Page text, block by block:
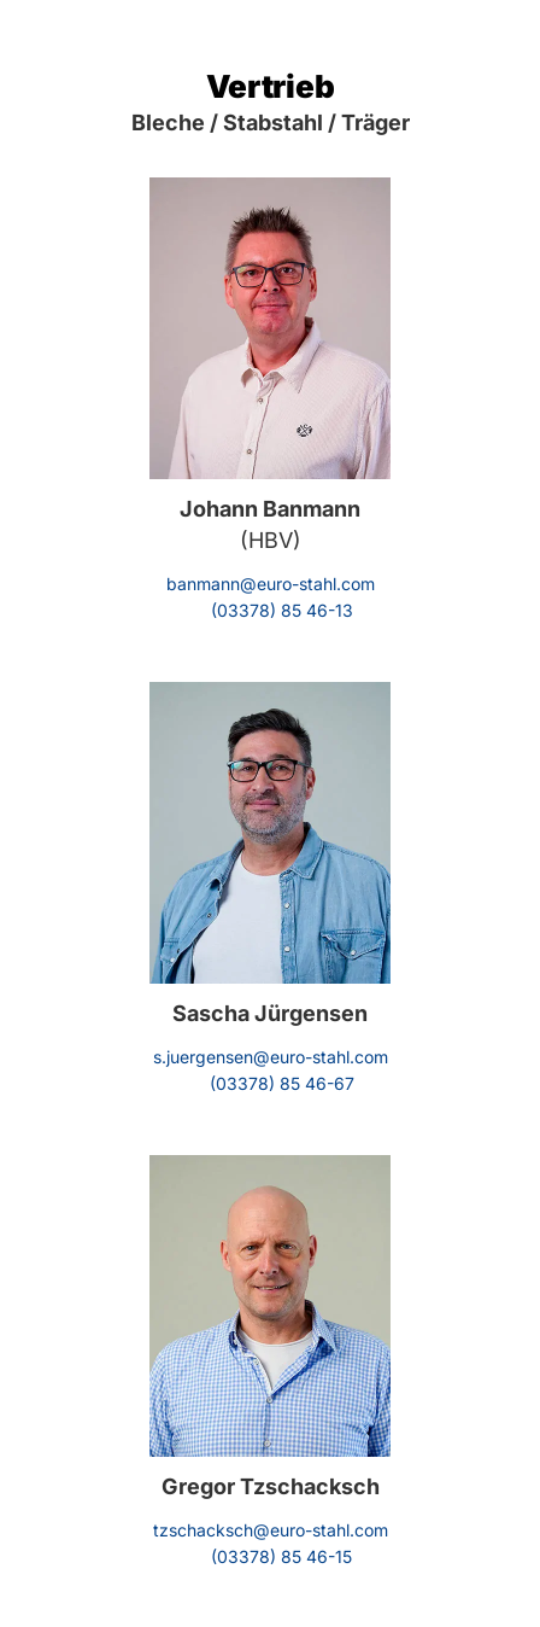
Vertrieb
Bleche / Stabstahl / Träger
Johann Banmann
(HBV)
banmann@euro-stahl.com
(03378) 85 46-13
Sascha Jürgensen
s.juergensen@euro-stahl.com
(03378) 85 46-67
Gregor Tzschacksch
tzschacksch@euro-stahl.com
(03378) 85 46-15